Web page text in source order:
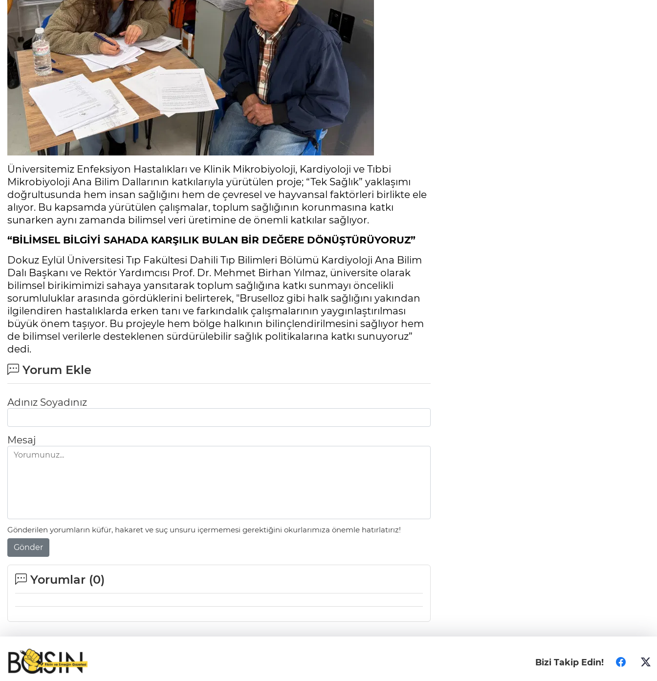
Üniversitemiz Enfeksiyon Hastalıkları ve Klinik Mikrobiyoloji, Kardiyoloji ve Tıbbi
Mikrobiyoloji Ana Bilim Dallarının katkılarıyla yürütülen proje; “Tek Sağlık” yaklaşımı
doğrultusunda hem insan sağlığını hem de çevresel ve hayvansal faktörleri birlikte ele
alıyor. Bu kapsamda yürütülen çalışmalar, toplum sağlığının korunmasına katkı
sunarken aynı zamanda bilimsel veri üretimine de önemli katkılar sağlıyor.
“BİLİMSEL BİLGİYİ SAHADA KARŞILIK BULAN BİR DEĞERE DÖNÜŞTÜRÜYORUZ”
Dokuz Eylül Üniversitesi Tıp Fakültesi Dahili Tıp Bilimleri Bölümü Kardiyoloji Ana Bilim
Dalı Başkanı ve Rektör Yardımcısı Prof. Dr. Mehmet Birhan Yılmaz, üniversite olarak
bilimsel birikimimizi sahaya yansıtarak toplum sağlığına katkı sunmayı öncelikli
sorumluluklar arasında gördüklerini belirterek, "Bruselloz gibi halk sağlığını yakından
ilgilendiren hastalıklarda erken tanı ve farkındalık çalışmalarının yaygınlaştırılması
büyük önem taşıyor. Bu projeyle hem bölge halkının bilinçlendirilmesini sağlıyor hem
de bilimsel verilerle desteklenen sürdürülebilir sağlık politikalarına katkı sunuyoruz”
dedi.
Yorum Ekle
Adınız Soyadınız
Mesaj
Gönderilen yorumların küfür, hakaret ve suç unsuru içermemesi gerektiğini okurlarımıza önemle hatırlatırız!
Gönder
Yorumlar (0)
Bizi Takip Edin!